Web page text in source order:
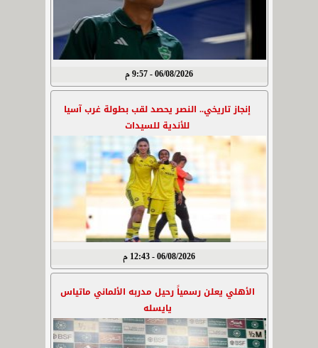
06/08/2026 - 9:57 م
إنجاز تاريخي.. النصر يحصد لقب بطولة غرب آسيا
للأندية للسيدات
06/08/2026 - 12:43 م
الأهلي يعلن رسمياً رحيل مدربه الألماني ماتياس
يايسله